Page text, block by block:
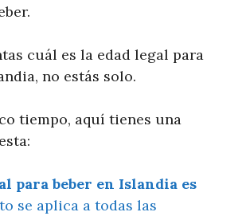
cuál es la edad legal para
no estás solo.
tiempo, aquí tienes una
para beber en Islandia es
se aplica a todas las